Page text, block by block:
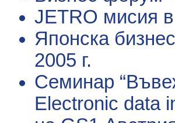
JETRO мисия
Японска
2005 г.
Семинар
Electronic data